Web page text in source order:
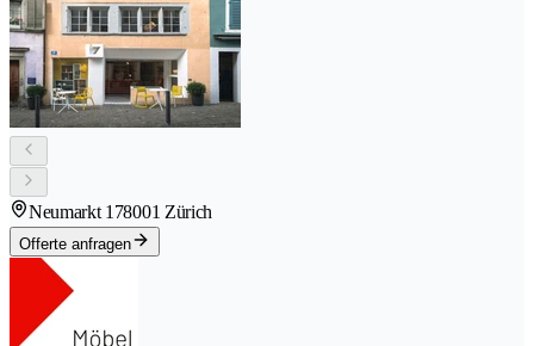
Neumarkt 178001 Zürich
Offerte anfragen